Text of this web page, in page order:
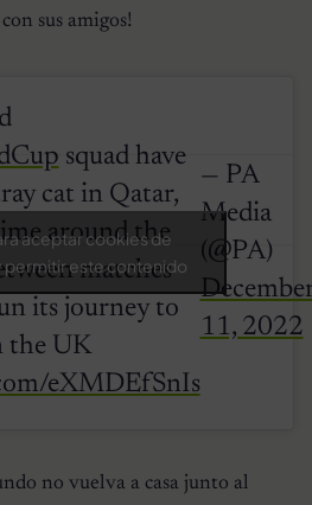
sus amigos!
squad have
cat in Qatar,
around the
matches
its journey to
the UK
eXMDEfSnIs
— PA
Media
(@PA)
11, 2022
aceptar cookies de
permitir este contenido
no vuelva a casa junto al